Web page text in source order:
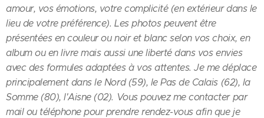
amour, vos émotions, votre complicité (en extérieur dans le
lieu de votre préférence). Les photos peuvent être
présentées en couleur ou noir et blanc selon vos choix, en
album ou en livre mais aussi une liberté dans vos envies
avec des formules adaptées à vos attentes. Je me déplace
principalement dans le Nord (59), le Pas de Calais (62), la
Somme (80), l'Aisne (02). Vous pouvez me contacter par
mail ou téléphone pour prendre rendez-vous afin que je